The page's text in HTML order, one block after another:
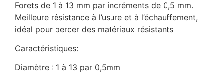
Forets de 1 à 13 mm par incréments de 0,5 mm.
Meilleure résistance à l’usure et à l’échauffement,
idéal pour percer des matériaux résistants
Caractéristiques:
Diamètre : 1 à 13 par 0,5mm